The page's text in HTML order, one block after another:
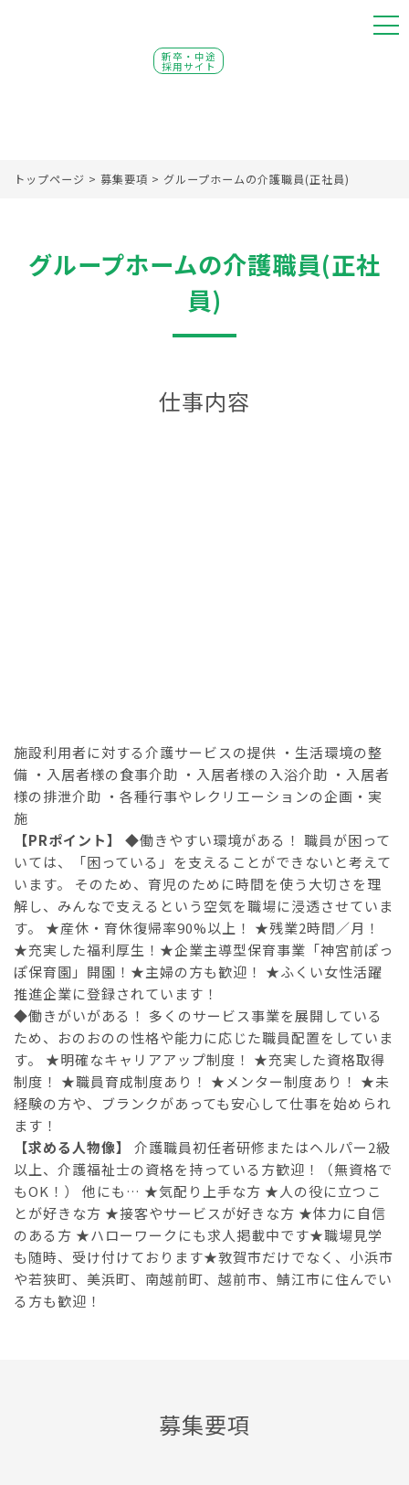
新卒・中途
採用サイト
トップページ > 募集要項 > グループホームの介護職員(正社員)
グループホームの介護職員(正社
員)
仕事内容
施設利用者に対する介護サービスの提供 ・生活環境の整
備 ・入居者様の食事介助 ・入居者様の入浴介助 ・入居者
様の排泄介助 ・各種行事やレクリエーションの企画・実
施
【PRポイント】
◆働きやすい環境がある！ 職員が困って
いては、「困っている」を支えることができないと考えて
います。 そのため、育児のために時間を使う大切さを理
解し、みんなで支えるという空気を職場に浸透させていま
す。 ★産休・育休復帰率90%以上！ ★残業2時間／月！
★充実した福利厚生！★企業主導型保育事業「神宮前ぽっ
ぽ保育園」開園！★主婦の方も歓迎！ ★ふくい女性活躍
推進企業に登録されています！
◆働きがいがある！ 多くのサービス事業を展開している
ため、おのおのの性格や能力に応じた職員配置をしていま
す。 ★明確なキャリアアップ制度！ ★充実した資格取得
制度！ ★職員育成制度あり！ ★メンター制度あり！ ★未
経験の方や、ブランクがあっても安心して仕事を始められ
ます！
【求める人物像】
介護職員初任者研修またはヘルパー2級
以上、介護福祉士の資格を持っている方歓迎！（無資格で
もOK！） 他にも… ★気配り上手な方 ★人の役に立つこ
とが好きな方 ★接客やサービスが好きな方 ★体力に自信
のある方 ★ハローワークにも求人掲載中です★職場見学
も随時、受け付けております★敦賀市だけでなく、小浜市
や若狭町、美浜町、南越前町、越前市、鯖江市に住んでい
る方も歓迎！
募集要項